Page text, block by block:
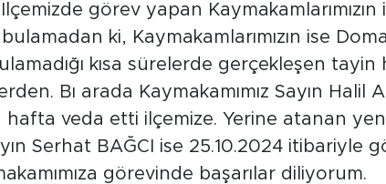
görev yapan Kaymakamlarımızın
ki, Kaymakamlarımızın ise
kısa sürelerde gerçekleşen
Bı arada Kaymakamımız Sayın Halil
hafta veda etti ilçemize. Yerine atanan
Serhat BAĞCI ise 25.10.2024 itibariyle
görevinde başarılar diliyorum.